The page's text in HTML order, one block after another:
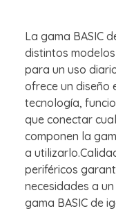
La gama BASIC
distintos
para un uso
ofrece un diseño
tecnología,
que conectar
componen la
a
periféricos
necesidades a
gama BASIC de